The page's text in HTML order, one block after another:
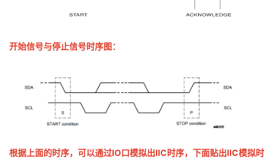
开始信号与停止信号时序图：
根据上面的时序，可以通过IO口模拟出IIC时序，下面贴出IIC模拟时